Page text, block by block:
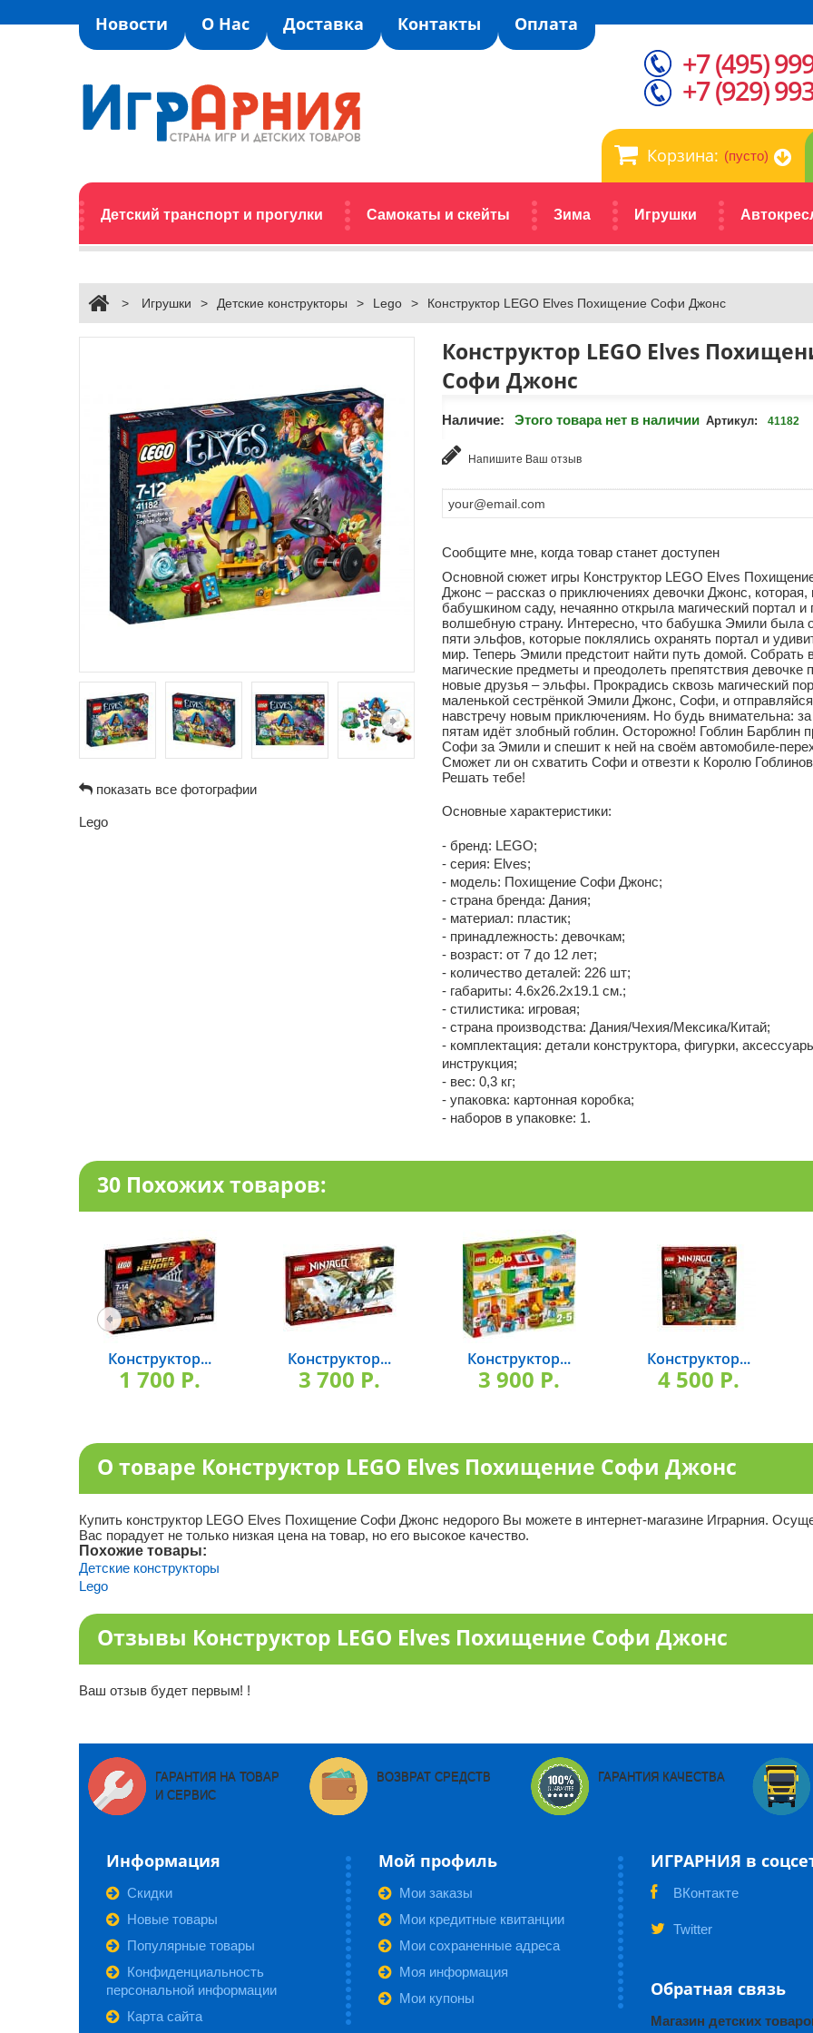
Новости О Нас Доставка Контакты Оплата
Корзина: (пусто)
Детский транспорт и прогулки Самокаты и скейты Зима Игрушки
+7 (495)
+7 (929)
> Игрушки > Детские конструкторы > Lego > Конструктор LEGO Elves Похищение Софи Джонс
показать все фотографии
Lego
Конструктор LEGO Elves
Софи Джонс
Наличие: Этого товара нет в наличии Артикул: 41182
Напишите Ваш отзыв
Сообщите мне, когда товар станет доступен
Основной сюжет игры Конструктор LEGO Elves
Джонс – рассказ о приключениях девочки Джонс, которая,
бабушкином саду, нечаянно открыла магический портал и
волшебную страну. Интересно, что бабушка Эмили была
пяти эльфов, которые поклялись охранять портал и
мир. Теперь Эмили предстоит найти путь домой. Собрать
магические предметы и преодолеть препятствия девочке
новые друзья – эльфы. Прокрадись сквозь магический
маленькой сестрёнкой Эмили Джонс, Софи, и отправляйся
навстречу новым приключениям. Но будь внимательна:
пятам идёт злобный гоблин. Осторожно! Гоблин Барблин
Софи за Эмили и спешит к ней на своём автомобиле-
Сможет ли он схватить Софи и отвезти к Королю
Решать тебе!
Основные характеристики:
- бренд: LEGO;
- серия: Elves;
- модель: Похищение Софи Джонс;
- страна бренда: Дания;
- материал: пластик;
- принадлежность: девочкам;
- возраст: от 7 до 12 лет;
- количество деталей: 226 шт;
- габариты: 4.6х26.2х19.1 см.;
- стилистика: игровая;
- страна производства: Дания/Чехия/Мексика/Китай;
- комплектация: детали конструктора, фигурки,
инструкция;
- вес: 0,3 кг;
- упаковка: картонная коробка;
- наборов в упаковке: 1.
30 Похожих товаров:
Конструктор...
1 700 P.
Конструктор...
3 700 P.
Конструктор...
3 900 P.
Конструктор...
4 500 P.
О товаре Конструктор LEGO Elves Похищение Софи Джонс
Купить конструктор LEGO Elves Похищение Софи Джонс недорого Вы можете в интернет-магазине Играрния.
Вас порадует не только низкая цена на товар, но его высокое качество.
Похожие товары:
Детские конструкторы
Lego
Отзывы Конструктор LEGO Elves Похищение Софи Джонс
Ваш отзыв будет первым! !
ГАРАНТИЯ НА ТОВАР
И СЕРВИС
ВОЗВРАТ СРЕДСТВ ГАРАНТИЯ КАЧЕСТВА
Информация
Скидки
Новые товары
Популярные товары
Конфиденциальность
персональной информации
Карта сайта
Мой профиль
Мои заказы
Мои кредитные квитанции
Мои сохраненные адреса
Моя информация
Мои купоны
ИГРАРНИЯ в
ВКонтакте
Twitter
Обратная связь
Магазин детских